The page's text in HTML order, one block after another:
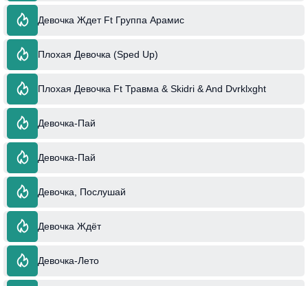
Девочка Ждет Ft Группа Арамис
Плохая Девочка (Sped Up)
Плохая Девочка Ft Травма & Skidri & And Dvrklxght
Девочка-Пай
Девочка-Пай
Девочка, Послушай
Девочка Ждёт
Девочка-Лето